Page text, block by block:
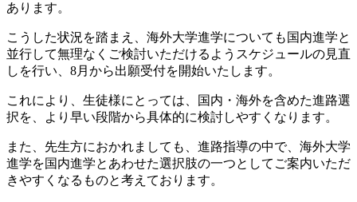
あります。
こうした状況を踏まえ、海外大学進学についても国内進学と
並行して無理なくご検討いただけるようスケジュールの見直
しを行い、8月から出願受付を開始いたします。
これにより、生徒様にとっては、国内・海外を含めた進路選
択を、より早い段階から具体的に検討しやすくなります。
また、先生方におかれましても、進路指導の中で、海外大学
進学を国内進学とあわせた選択肢の一つとしてご案内いただ
きやすくなるものと考えております。